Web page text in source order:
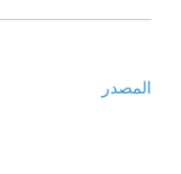
المصدر